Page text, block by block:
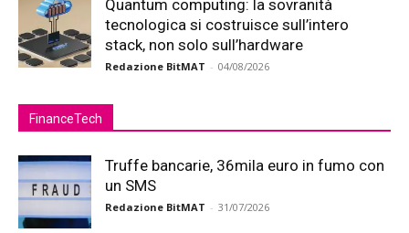
Quantum computing: la sovranità
tecnologica si costruisce sull’intero
stack, non solo sull’hardware
Redazione BitMAT - 04/08/2026
FinanceTech
Truffe bancarie, 36mila euro in fumo con
un SMS
Redazione BitMAT - 31/07/2026